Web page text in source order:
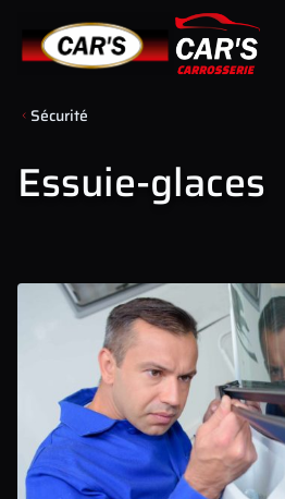
Sécurité
Essuie-glaces